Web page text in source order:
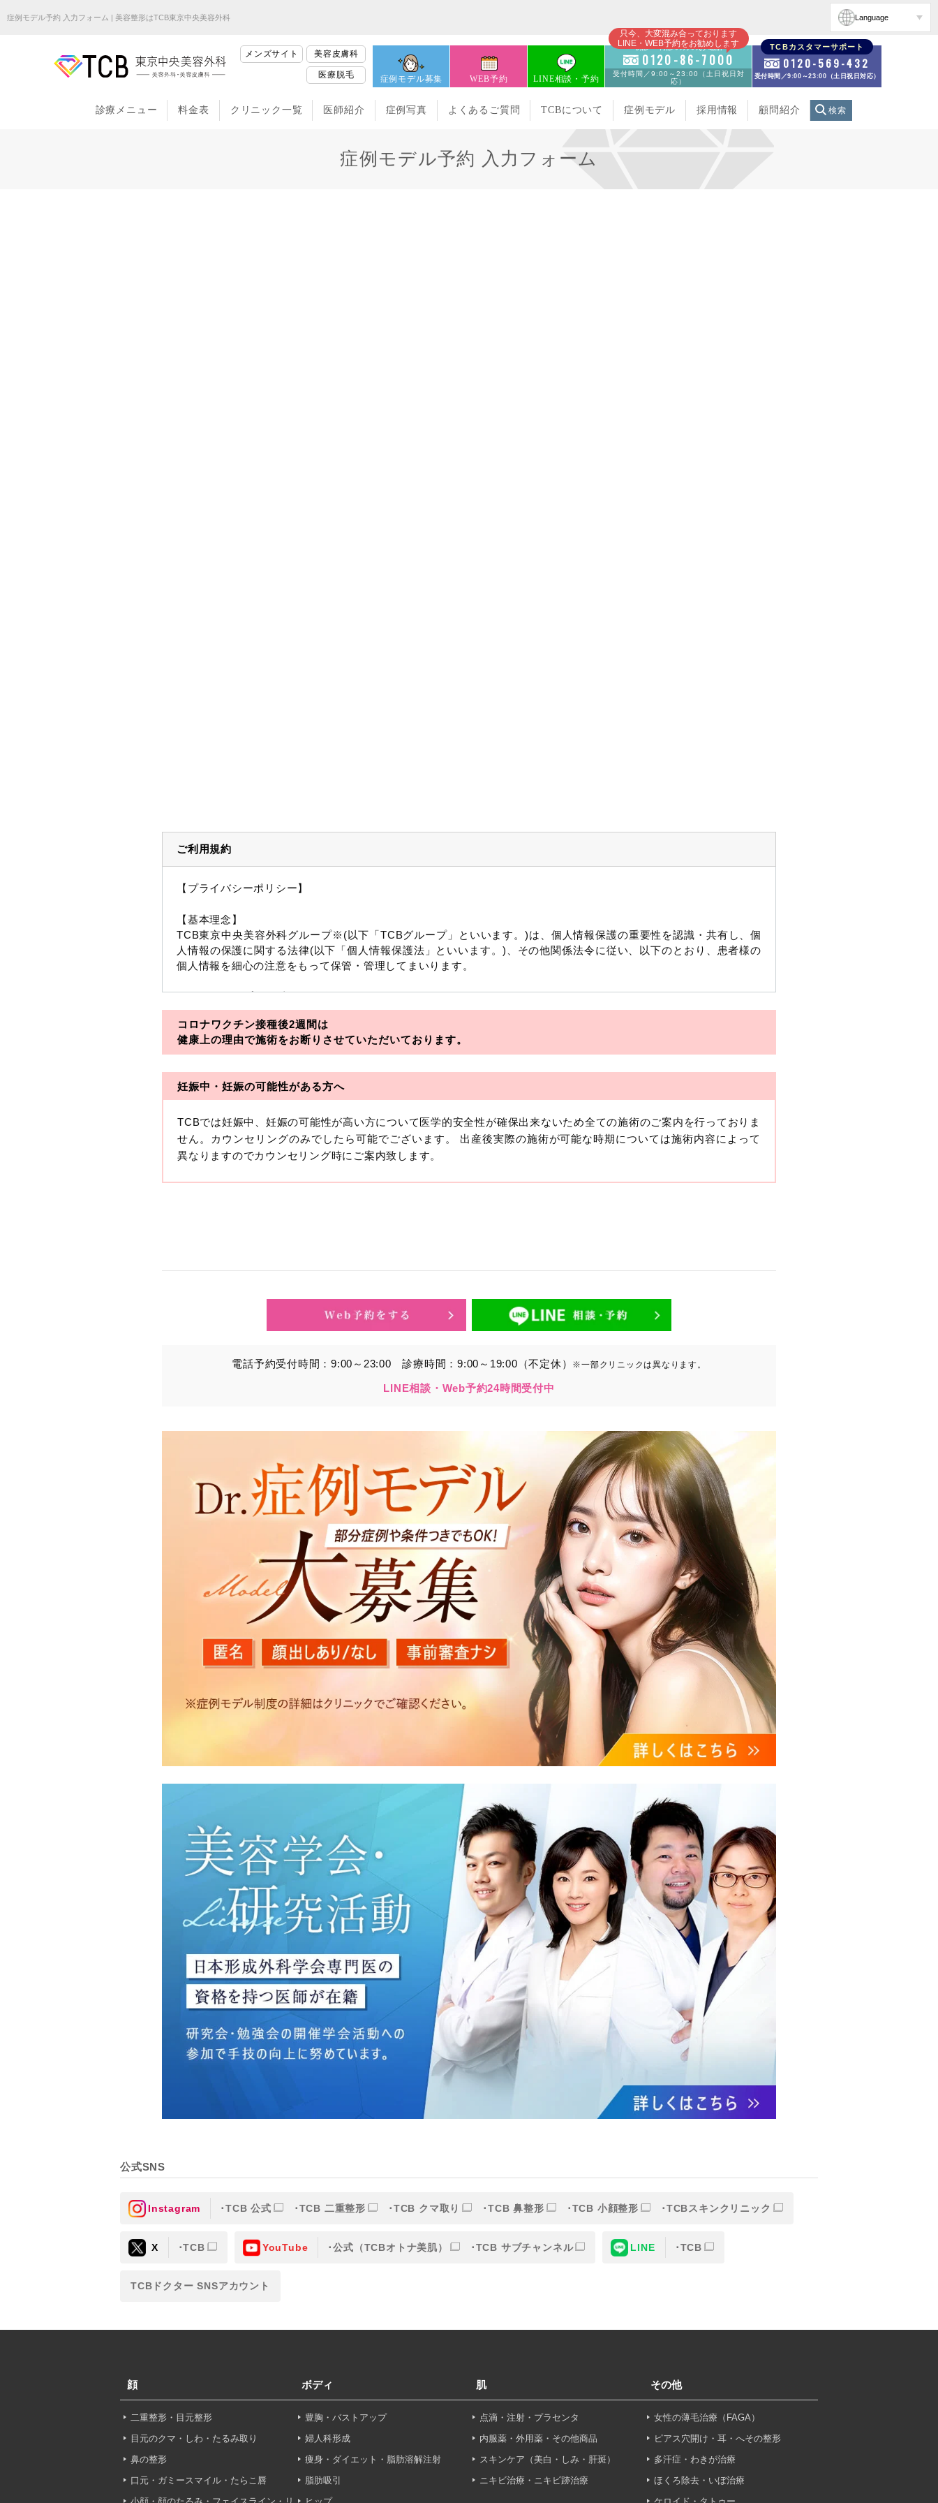
症例モデル予約 入力フォーム | 美容整形はTCB東京中央美容外科 Language
メンズサイト 美容皮膚科
医療脱毛 症例モデル募集 WEB予約 LINE相談・予約
只今、大変混み合っております
LINE・WEB予約をお勧めします
初診・再診の方のお電話
0120-86-7000
受付時間／9:00～23:00（土日祝日対
応）
TCBカスタマーサポート
0120-569-432
受付時間／9:00～23:00（土日祝日対応）
診療メニュー 料金表 クリニック一覧 医師紹介 症例写真 よくあるご質問 TCBについて 症例モデル 採用情報 顧問紹介 検索
症例モデル予約 入力フォーム
ご利用規約
【プライバシーポリシー】
【基本理念】
TCB東京中央美容外科グループ※(以下「TCBグループ」といいます。)は、個人情報保護の重要性を認識・共有し、個
人情報の保護に関する法律(以下「個人情報保護法」といいます。)、その他関係法令に従い、以下のとおり、患者様の
個人情報を細心の注意をもって保管・管理してまいります。
※TCBグループとは以下を総称していいます。
・一般社団法人メディカルアライアンス
・医療法人社団メディカルフロンティア
・医療法人社団創彩会
【定義】
本プライバシーポリシーにおいて「個人情報」とは、生存する個人に関する情報であって、当該情報に含まれる氏名、
生年月日その他の記述等により特定の個人を識別できるもの又は個人識別符号（個人情報保護委員会の政令に準じま
収集した患者様に関する情報には、単独のままでは特定の個人を識別できない情報もありますが、他の情報と組み合わ
③を併せて「取得情報」といいます。）。
・その他、特定の個人を識別することができる情報
・患者様がご利用になった各種サービスの内容、ご利用日時、閲覧履歴等に関連する情報
（これには、Cookie情報、アクセスログ等の利用状況に関する情報を含みます。）
③TCBグループが第三者から間接的に収集する情報
患者様の同意を得た上で、以下の情報をパブリックDMP事業者およびアフィリエイトサービスプロバイダ等の第三者
から取得し、TCBグループが既に有している患者様の個人情報と紐づける場合があります。
・患者様の閲覧履歴、端末等の情報
【利用目的】
TCBグループは取得情報を以下の目的で利用いたします。
・クリニックの来院予約、医療サービスの提供、医療関連商品の販売、アフターケア対応、これらに付随する諸対応等
のサービス提供のため
・医療サービスの提供に関する他の医療機関、検査機関及び研究機関との連携のため
・サービス向上を目的とした医療サービス・販売する医療関連商品に関する患者様へのアンケートの送受信及びこれに
・Cookie等の技術を用いたアクセス履歴、閲覧記録等に関する情報の収集、分析
・閲覧記録等から趣味・嗜好を分析した情報を使用しての広告に利用するため
・お問い合わせ又はご意見の内容確認及びその対応のため
・患者様のサービス利用状況の分析及び症例研究のため
・広告、宣伝、マーケティングのため
【個人情報の管理体制について】
TCBグループは、取り扱う個人情報を、厳正な管理の下に蓄積・保管し、当該個人情報への不正アクセス・紛失・破
壊・改ざんおよび漏洩等を防止するため、必要かつ適切な組織的・人的・物理的・技術的防御措置を講じます。
【個人情報の共同利用について】
TCBグループは、【利用目的】達成に必要な範囲で、取得情報を共同して利用することがあります。
なお、共同利用にあたっては、一般社団法人メディカルアライアンスが個人情報の管理について責任を有します。
東京都港区西新橋3-25-33 フロンティア御成門7F
一般社団法人メディカルアライアンス
【利用目的】の達成のため
【外部委託について】
めを行い、契約にあたっては取得情報が適正に管理されるよう確保します。
以外の第三者に開示・提供することはありません。
【個人情報の開示・訂正・利用停止について】
TCBグループは、本人の申し出により個人情報に関する開示、訂正、更新、削除、利用停止その他お問い合わせについ
て、これを適切に対応します。
問合せ先：個人情報お問合せフォーム
コロナワクチン接種後2週間は
健康上の理由で施術をお断りさせていただいております。
妊娠中・妊娠の可能性がある方へ
TCBでは妊娠中、妊娠の可能性が高い方について医学的安全性が確保出来ないため全ての施術のご案内を行っておりま
せん。カウンセリングのみでしたら可能でございます。 出産後実際の施術が可能な時期については施術内容によって
異なりますのでカウンセリング時にご案内致します。
電話予約受付時間：9:00～23:00診療時間：9:00～19:00（不定休） ※一部クリニックは異なります。
LINE相談・Web予約24時間受付中
公式SNS
Instagram TCB 公式 TCB 二重整形 TCB クマ取り TCB 鼻整形 TCB 小顔整形 TCBスキンクリニック
X TCB YouTube 公式（TCBオトナ美肌） TCB サブチャンネル LINE TCB
TCBドクター SNSアカウント
顔
二重整形・目元整形
目元のクマ・しわ・たるみ取り
鼻の整形
口元・ガミースマイル・たらこ唇
ボディ
豊胸・バストアップ
婦人科形成
痩身・ダイエット・脂肪溶解注射
脂肪吸引
肌
点滴・注射・プラセンタ
内服薬・外用薬・その他商品
スキンケア（美白・しみ・肝斑）
ニキビ治療・ニキビ跡治療
その他
女性の薄毛治療（FAGA）
ピアス穴開け・耳・へその整形
多汗症・わきが治療
ほくろ除去・いぼ治療